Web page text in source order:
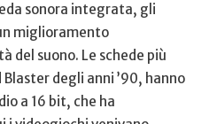
sonora​ integrata, gli
miglioramento
del suono. Le schede più
degli anni ’90, hanno
a 16‌ bit, che ha​